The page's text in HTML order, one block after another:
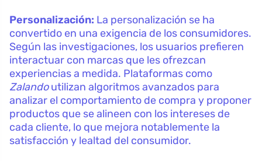
Personalización: La personalización se ha
convertido en una exigencia de los consumidores.
Según las investigaciones, los usuarios prefieren
interactuar con marcas que les ofrezcan
experiencias a medida. Plataformas como
Zalandoutilizan algoritmos avanzados para
analizar el comportamiento de compra y proponer
productos que se alineen con los intereses de
cada cliente, lo que mejora notablemente la
satisfacción y lealtad del consumidor.